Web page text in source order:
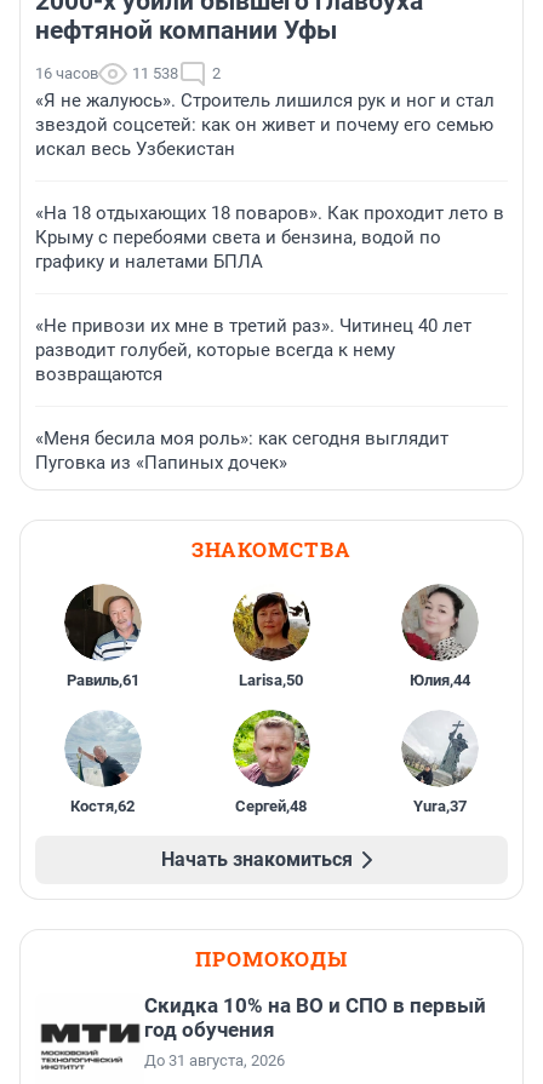
нефтяной компании Уфы
16 часов 11 538 2
«Я не жалуюсь». Строитель лишился рук и ног и стал
звездой соцсетей: как он живет и почему его семью
искал весь Узбекистан
«На 18 отдыхающих 18 поваров». Как проходит лето в
Крыму с перебоями света и бензина, водой по
графику и налетами БПЛА
«Не привози их мне в третий раз». Читинец 40 лет
разводит голубей, которые всегда к нему
возвращаются
«Меня бесила моя роль»: как сегодня выглядит
Пуговка из «Папиных дочек»
ЗНАКОМСТВА
Равиль,61 Larisa,50 Юлия,44
Костя,62 Сергей,48 Yura,37
Начать знакомиться
ПРОМОКОДЫ
Скидка 10% на ВО и СПО в первый
год обучения
До 31 августа, 2026